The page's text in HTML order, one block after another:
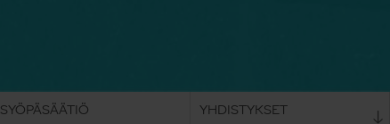
SYÖPÄSÄÄTIÖ Avaa valikko:
YHDISTYKSET